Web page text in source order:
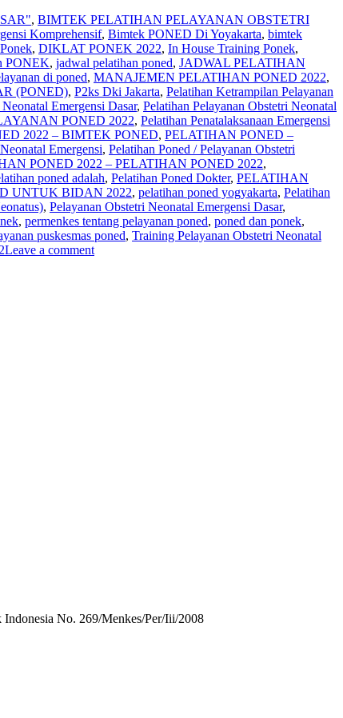
, BIMTEK PELATIHAN PELAYANAN OBSTETRI
Komprehensif, Bimtek PONED Di Yoyakarta, bimtek
, DIKLAT PONEK 2022, In House Training Ponek,
PONEK, jadwal pelatihan poned, JADWAL PELATIHAN
di poned, MANAJEMEN PELATIHAN PONED 2022,
(PONED), P2ks Dki Jakarta, Pelatihan Ketrampilan Pelayanan
Emergensi Dasar, Pelatihan Pelayanan Obstetri Neonatal
PONED 2022, Pelatihan Penatalaksanaan Emergensi
2022 – BIMTEK PONED, PELATIHAN PONED –
Emergensi, Pelatihan Poned / Pelayanan Obstetri
PONED 2022 – PELATIHAN PONED 2022,
poned adalah, Pelatihan Poned Dokter, PELATIHAN
UNTUK BIDAN 2022, pelatihan poned yogyakarta, Pelatihan
, Pelayanan Obstetri Neonatal Emergensi Dasar,
, permenkes tentang pelayanan poned, poned dan ponek,
puskesmas poned, Training Pelayanan Obstetri Neonatal
Leave a comment
Indonesia No. 269/Menkes/Per/Iii/2008